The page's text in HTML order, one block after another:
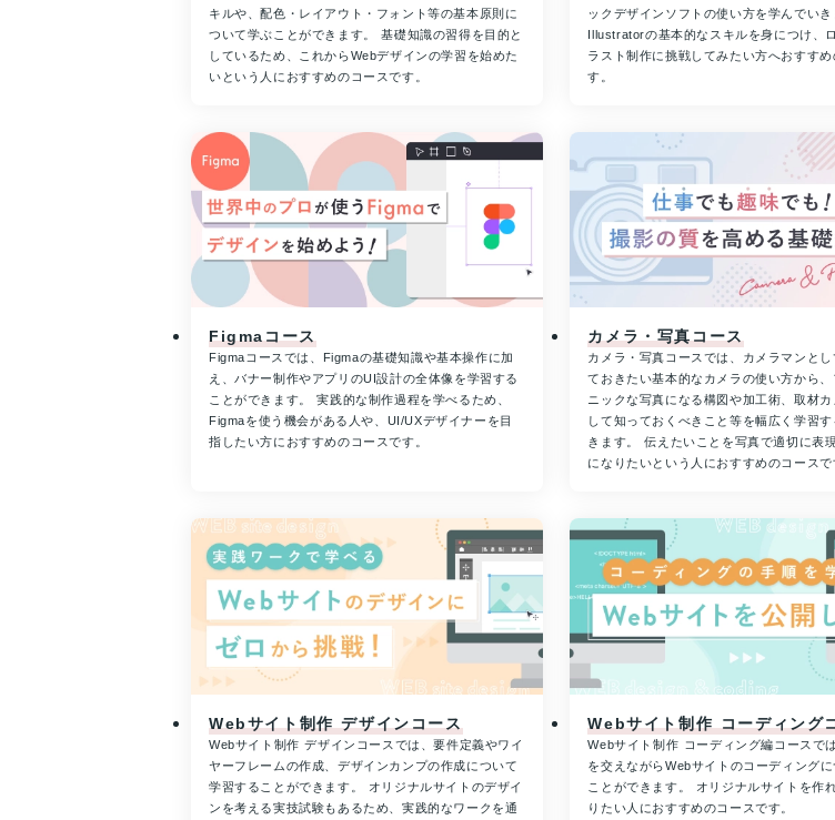
キルや、配色・レイアウト・フォント等の基本原則に
ついて学ぶことができます。 基礎知識の習得を目的と
しているため、これからWebデザインの学習を始めた
いという人におすすめのコースです。
ックデザインソフトの使い方を学んでいき
Illustratorの基本的なスキルを身につけ、
ラスト制作に挑戦してみたい方へおすす
す。
Figmaコース
Figmaコースでは、Figmaの基礎知識や基本操作に加
え、バナー制作やアプリのUI設計の全体像を学習する
ことができます。 実践的な制作過程を学べるため、
Figmaを使う機会がある人や、UI/UXデザイナーを目
指したい方におすすめのコースです。
カメラ・写真コース
カメラ・写真コースでは、カメラマンとし
ておきたい基本的なカメラの使い方から、
ニックな写真になる構図や加工術、取材カ
して知っておくべきこと等を幅広く学習
きます。 伝えたいことを写真で適切に表
になりたいという人におすすめのコースで
Webサイト制作 デザインコース
Webサイト制作 デザインコースでは、要件定義やワイ
ヤーフレームの作成、デザインカンプの作成について
学習することができます。 オリジナルサイトのデザイ
ンを考える実技試験もあるため、実践的なワークを通
Webサイト制作 コーディング
Webサイト制作 コーディング編コースで
を交えながらWebサイトのコーディング
ことができます。 オリジナルサイトを作
りたい人におすすめのコースです。